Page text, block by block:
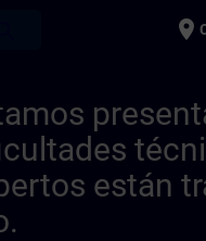
place
están